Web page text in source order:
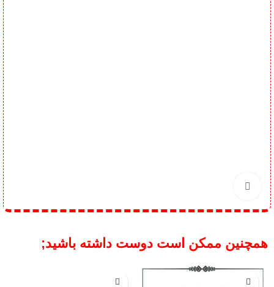
همچنین ممکن است دوست داشته باشید;